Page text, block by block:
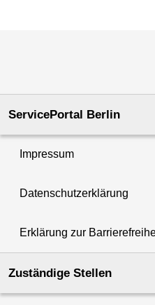
ServicePortal Berlin
Impressum
Datenschutzerklärung
Erklärung zur
Zuständige Stellen